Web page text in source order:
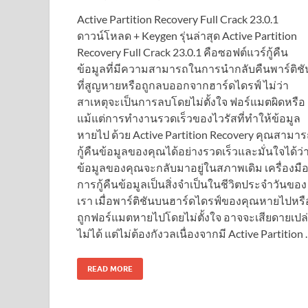
Active Partition Recovery Full Crack 23.0.1
ดาวน์โหลด + Keygen รุ่นล่าสุด Active Partition
Recovery Full Crack 23.0.1 คือซอฟต์แวร์กู้คืน
ข้อมูลที่มีความสามารถในการนำกลับคืนพาร์ติชั
ที่สูญหายหรือถูกลบออกจากฮาร์ดไดรฟ์ ไม่ว่า
สาเหตุจะเป็นการลบโดยไม่ตั้งใจ ฟอร์แมตผิดหรือ
แม้แต่การทำงานรวดเร็วของไวรัสที่ทำให้ข้อมูล
หายไป ด้วย Active Partition Recovery คุณสามา
กู้คืนข้อมูลของคุณได้อย่างรวดเร็วและมั่นใจได้ว่า
ข้อมูลของคุณจะกลับมาอยู่ในสภาพเดิม เครื่องมือ
การกู้คืนข้อมูลเป็นสิ่งจำเป็นในชีวิตประจำวันของ
เรา เมื่อพาร์ติชันบนฮาร์ดไดรฟ์ของคุณหายไปหรื
ถูกฟอร์แมตหายไปโดยไม่ตั้งใจ อาจจะเสียดายเป
ไม่ได้ แต่ไม่ต้องกังวลเนื่องจากมี Active Partition …
READ MORE